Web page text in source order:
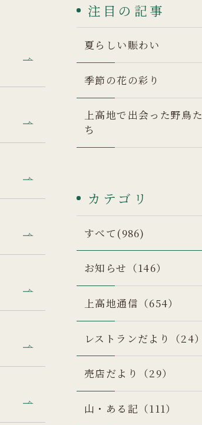
注目の記事
夏らしい賑わい
季節の花の彩り
上高地で出会った野鳥た
ち
カテゴリ
すべて(986)
お知らせ（146）
上高地通信（654）
レストランだより（24）
売店だより（29）
山・ある記（111）